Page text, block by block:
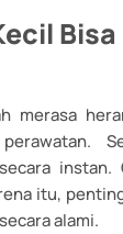
merasa
instan.
itu,
alami.